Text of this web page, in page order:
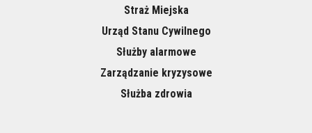
Straż Miejska
Urząd Stanu Cywilnego
Służby alarmowe
Zarządzanie kryzysowe
Służba zdrowia